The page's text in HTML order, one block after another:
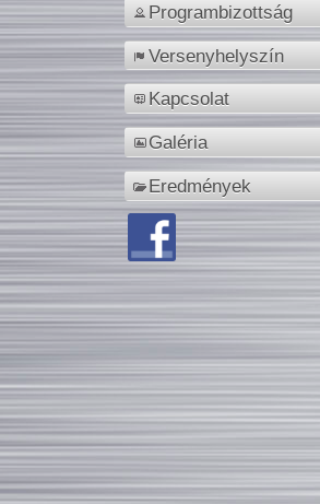
Programbizottság
Versenyhelyszín
Kapcsolat
Galéria
Eredmények